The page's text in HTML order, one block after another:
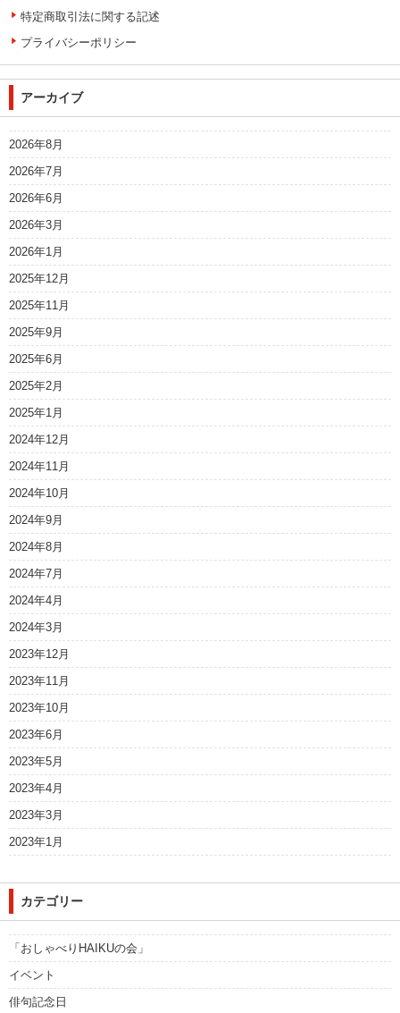
特定商取引法に関する記述
プライバシーポリシー
アーカイブ
2026年8月
2026年7月
2026年6月
2026年3月
2026年1月
2025年12月
2025年11月
2025年9月
2025年6月
2025年2月
2025年1月
2024年12月
2024年11月
2024年10月
2024年9月
2024年8月
2024年7月
2024年4月
2024年3月
2023年12月
2023年11月
2023年10月
2023年6月
2023年5月
2023年4月
2023年3月
2023年1月
カテゴリー
「おしゃべりHAIKUの会」
イベント
俳句記念日